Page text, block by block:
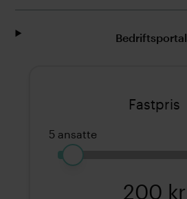
Fastpris
5 ansatte
200 kr
Bedriftsportal